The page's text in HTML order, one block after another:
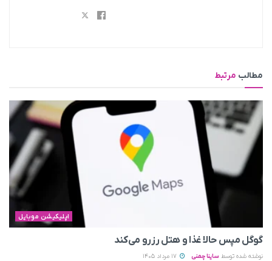
مطالب مرتبط
اپلیکیشن موبایل
گوگل مپس حالا غذا و هتل رزرو می‌کند
نوشته شده توسط ساینا چمنی